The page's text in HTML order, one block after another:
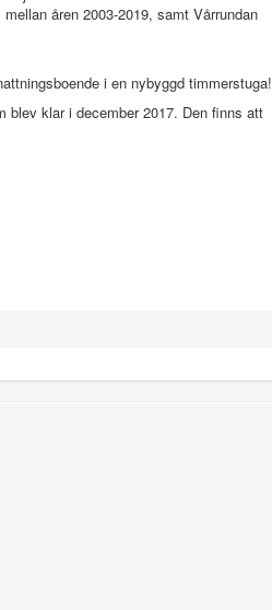
åren 2003-2019, samt Vårrundan
i en nybyggd timmerstuga!
blev klar i december 2017. Den finns att